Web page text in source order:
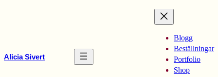
Alicia Sivert
Blogg
Beställningar
Portfolio
Shop